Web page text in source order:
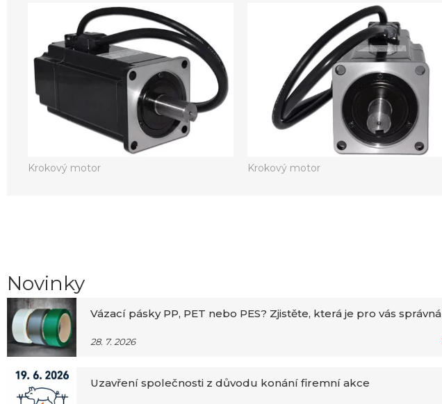
Krokový motor Krokový motor
Novinky
Vázací pásky PP, PET nebo PES? Zjistěte, která je pro vás správná
28. 7. 2026
Uzavření společnosti z důvodu konání firemní akce